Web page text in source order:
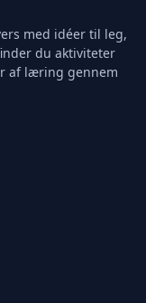
med idéer til leg,
du aktiviteter